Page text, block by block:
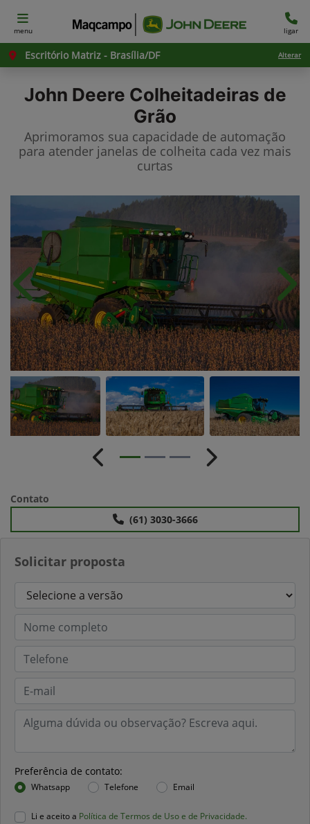
menu ligar
Escritório Matriz - Brasília/DF Alterar
John Deere Colheitadeiras de
Grão
Aprimoramos sua capacidade de automação
para atender janelas de colheita cada vez mais
curtas
Solicitar proposta
Preferência de contato:
Whatsapp Telefone Email
Li e aceito a Política de Termos de Uso e de Privacidade.
Anterior
Anterior Próximo
Contato
(61) 3030-3666